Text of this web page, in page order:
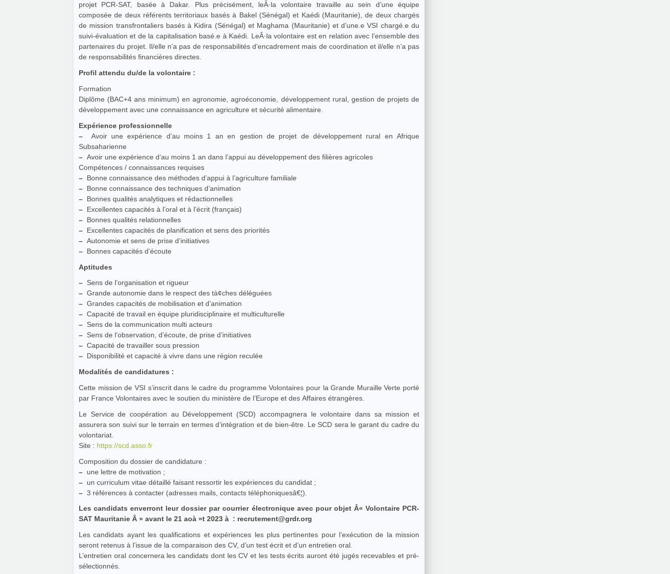
projet PCR-SAT, basée à Dakar. Plus précisément, leÂ·la volontaire travaille au sein d’une équipe
composée de deux référents territoriaux basés à Bakel (Sénégal) et Kaédi (Mauritanie), de deux chargés
de mission transfrontaliers basés à Kidira (Sénégal) et Maghama (Mauritanie) et d’une.e VSI chargé.e du
suivi-évaluation et de la capitalisation basé.e à Kaédi. LeÂ·la volontaire est en relation avec l’ensemble des
partenaires du projet. Il/elle n’a pas de responsabilités d’encadrement mais de coordination et il/elle n’a pas
de responsabilités financières directes.
Profil attendu du/de la volontaire :
Formation
Diplôme (BAC+4 ans minimum) en agronomie, agroéconomie, développement rural, gestion de projets de
développement avec une connaissance en agriculture et sécurité alimentaire.
Expérience professionnelle
– Avoir une expérience d’au moins 1 an en gestion de projet de développement rural en Afrique
Subsaharienne
– Avoir une expérience d’au moins 1 an dans l’appui au développement des filières agricoles
Compétences / connaissances requises
– Bonne connaissance des méthodes d’appui à l’agriculture familiale
– Bonne connaissance des techniques d’animation
– Bonnes qualités analytiques et rédactionnelles
– Excellentes capacités à l’oral et à l’écrit (français)
– Bonnes qualités relationnelles
– Excellentes capacités de planification et sens des priorités
– Autonomie et sens de prise d’initiatives
– Bonnes capacités d’écoute
Aptitudes
– Sens de l’organisation et rigueur
– Grande autonomie dans le respect des tà¢ches déléguées
– Grandes capacités de mobilisation et d’animation
– Capacité de travail en équipe pluridisciplinaire et multiculturelle
– Sens de la communication multi acteurs
– Sens de l’observation, d’écoute, de prise d’initiatives
– Capacité de travailler sous pression
– Disponibilité et capacité à vivre dans une région reculée
Modalités de candidatures :
Cette mission de VSI s’inscrit dans le cadre du programme Volontaires pour la Grande Muraille Verte porté
par France Volontaires avec le soutien du ministère de l’Europe et des Affaires étrangères.
Le Service de coopération au Développement (SCD) accompagnera le volontaire dans sa mission et
assurera son suivi sur le terrain en termes d’intégration et de bien-être. Le SCD sera le garant du cadre du
volontariat.
Site : https://scd.asso.fr
Composition du dossier de candidature :
– une lettre de motivation ;
– un curriculum vitae détaillé faisant ressortir les expériences du candidat ;
– 3 références à contacter (adresses mails, contacts téléphoniquesâ€¦).
Les candidats enverront leur dossier par courrier électronique avec pour objet Â« Volontaire PCR-
SAT Mauritanie Â » avant le 21 aoà »t 2023 à : recrutement@grdr.org
Les candidats ayant les qualifications et expériences les plus pertinentes pour l’exécution de la mission
seront retenus à l’issue de la comparaison des CV, d’un test écrit et d’un entretien oral.
L’entretien oral concernera les candidats dont les CV et les tests écrits auront été jugés recevables et pré-
sélectionnés.